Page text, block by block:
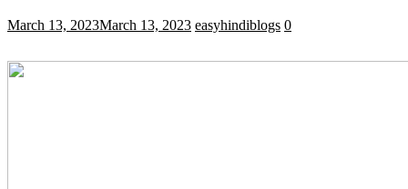
March 13, 2023March 13, 2023 easyhindiblogs 0